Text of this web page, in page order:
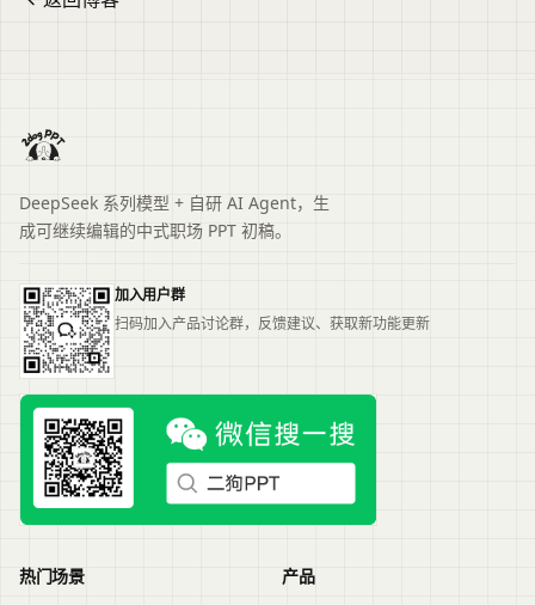
DeepSeek 系列模型 + 自研 AI Agent，生
成可继续编辑的中式职场 PPT 初稿。
加入用户群
扫码加入产品讨论群，反馈建议、获取新功能更新
热门场景
产品